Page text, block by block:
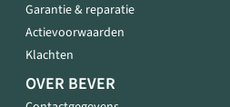
Garantie & reparatie
Actievoorwaarden
Klachten
OVER BEVER